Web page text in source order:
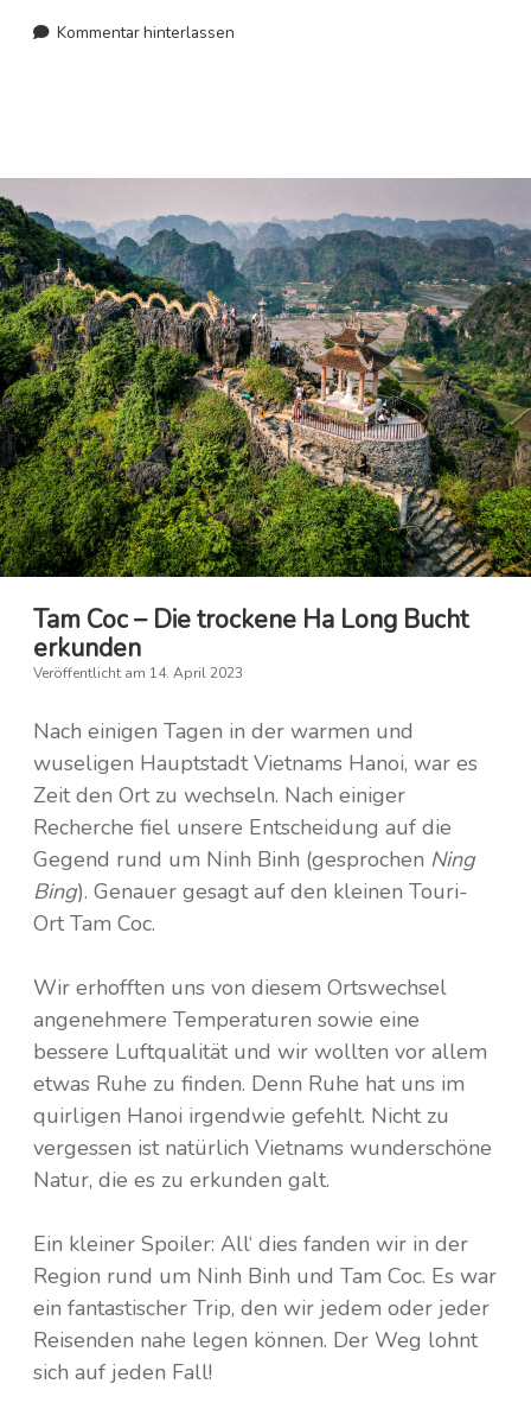
Hanoi:
Kommentar hinterlassen
Tam Coc – Die trockene Ha Long Bucht
erkunden
Veröffentlicht am 14. April 2023
Nach einigen Tagen in der warmen und
wuseligen Hauptstadt Vietnams Hanoi, war es
Zeit den Ort zu wechseln. Nach einiger
Recherche fiel unsere Entscheidung auf die
Gegend rund um Ninh Binh (gesprochen Ning
Bing). Genauer gesagt auf den kleinen Touri-
Ort Tam Coc.
Wir erhofften uns von diesem Ortswechsel
angenehmere Temperaturen sowie eine
bessere Luftqualität und wir wollten vor allem
etwas Ruhe zu finden. Denn Ruhe hat uns im
quirligen Hanoi irgendwie gefehlt. Nicht zu
vergessen ist natürlich Vietnams wunderschöne
Natur, die es zu erkunden galt.
Ein kleiner Spoiler: All‘ dies fanden wir in der
Region rund um Ninh Binh und Tam Coc. Es war
ein fantastischer Trip, den wir jedem oder jeder
Reisenden nahe legen können. Der Weg lohnt
sich auf jeden Fall!